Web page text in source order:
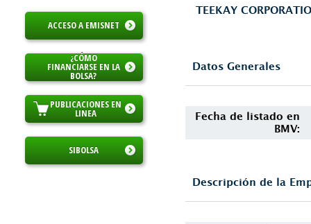
ACCESO A EMISNET
¿CÓMO
FINANCIARSE EN LA
BOLSA?
PUBLICACIONES EN
LINEA
SIBOLSA
TEEKAY
Datos Generales
Fecha de listado en
BMV:
Descripción de la